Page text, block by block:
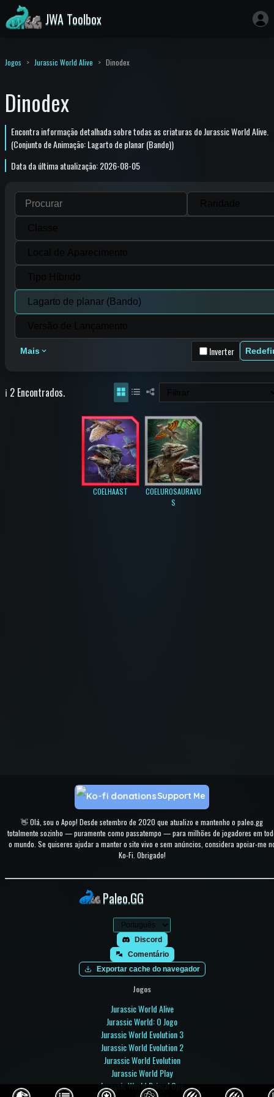
JWA Toolbox
Jogos Jurassic World Alive Dinodex
Dinodex
Encontra informação detalhada sobre todas as criaturas do Jurassic World Alive.
(Conjunto de Animação: Lagarto de planar (Bando))
Data da última atualização: 2026-08-05
Mais Inverter
ℹ️ 2 Encontrados.
COELHAAST
COELUROSAURAVU
S
👋 Olá, sou o Apop! Desde setembro de 2020 que atualizo e mantenho o paleo.gg
totalmente sozinho — puramente como passatempo — para milhões de jogadores em
o mundo. Se quiseres ajudar a manter o site vivo e sem anúncios, considera apoiar-me
Ko-Fi. Obrigado!
Support Me
Paleo.GG
Discord
Comentário
Exportar cache do navegador
Jogos
Jurassic World Alive
Jurassic World: O Jogo
Jurassic World Evolution 3
Jurassic World Evolution 2
Jurassic World Evolution
Jurassic World Play
Jurassic World Primal Ops